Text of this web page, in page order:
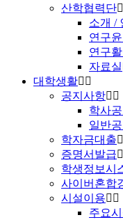
산학협력단
소개 /
연구윤
연구
자료실
대학생활
공지사항
학사공
일반공
학자금대출
증명서발급
학생정보시
사이버혼합
시설이용
주요